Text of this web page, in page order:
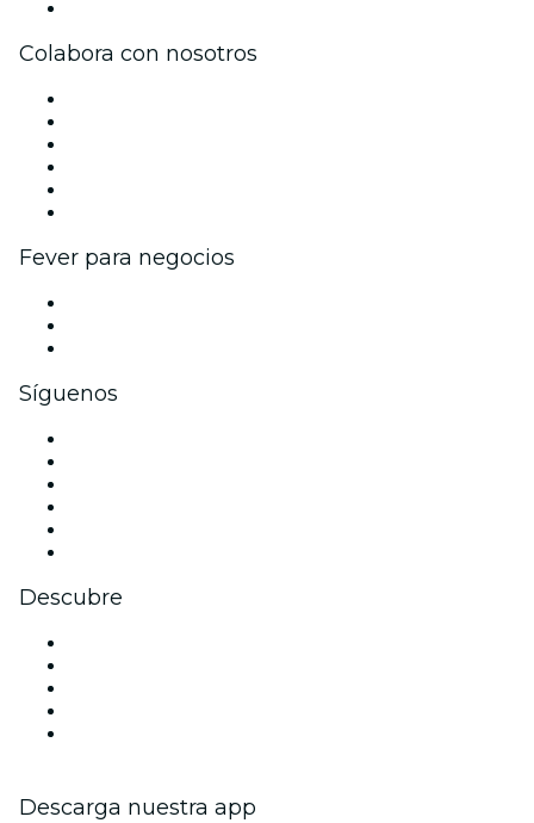
Colabora con nosotros
Fever para negocios
Síguenos
Descubre
Descarga nuestra app